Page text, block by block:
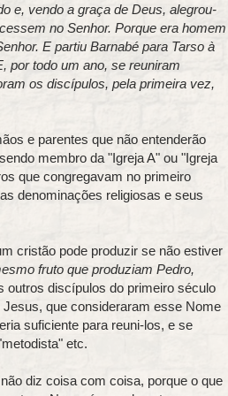
e, vendo a graça de Deus, alegrou-
no Senhor. Porque era homem
E partiu Barnabé para Tarso à
por todo um ano, se reuniram
os discípulos, pela primeira vez,
e parentes que não entenderão
membro da "Igreja A" ou "Igreja
que congregavam no primeiro
denominações religiosas e seus
cristão pode produzir se não estiver
fruto que produziam Pedro,
outros discípulos do primeiro século
que consideraram esse Nome
suficiente para reuni-los, e se
etc.
diz coisa com coisa, porque o que